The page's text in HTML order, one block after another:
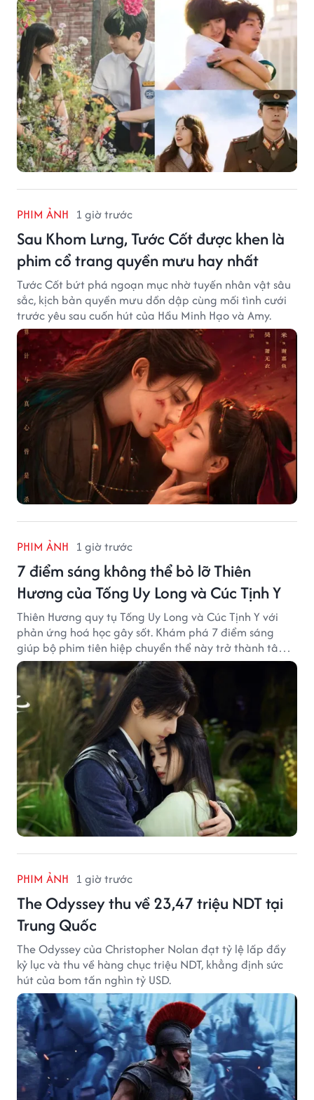
PHIM ẢNH 1 giờ trước
Sau Khom Lưng, Tước Cốt được khen là
phim cổ trang quyền mưu hay nhất
Tước Cốt bứt phá ngoạn mục nhờ tuyến nhân vật sâu
sắc, kịch bản quyền mưu dồn dập cùng mối tình cưới
trước yêu sau cuốn hút của Hầu Minh Hạo và Amy.
PHIM ẢNH 1 giờ trước
7 điểm sáng không thể bỏ lỡ Thiên
Hương của Tống Uy Long và Cúc Tịnh Y
Thiên Hương quy tụ Tống Uy Long và Cúc Tịnh Y với
phản ứng hoá học gây sốt. Khám phá 7 điểm sáng
giúp bộ phim tiên hiệp chuyển thể này trở thành tâm
điểm chú ý.
PHIM ẢNH 1 giờ trước
The Odyssey thu về 23,47 triệu NDT tại
Trung Quốc
The Odyssey của Christopher Nolan đạt tỷ lệ lấp đầy
kỷ lục và thu về hàng chục triệu NDT, khẳng định sức
hút của bom tấn nghìn tỷ USD.